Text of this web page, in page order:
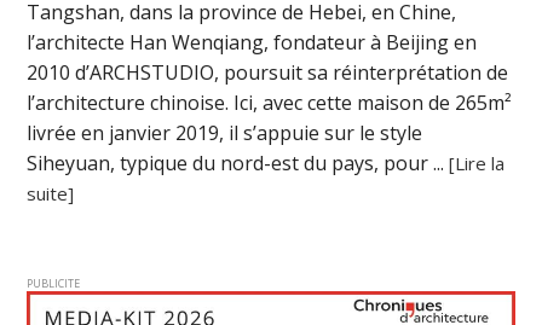
Tangshan, dans la province de Hebei, en Chine,
l’architecte Han Wenqiang, fondateur à Beijing en
2010 d’ARCHSTUDIO, poursuit sa réinterprétation de
l’architecture chinoise. Ici, avec cette maison de 265m²
livrée en janvier 2019, il s’appuie sur le style
Siheyuan, typique du nord-est du pays, pour ...[Lire la
suite]
PUBLICITE